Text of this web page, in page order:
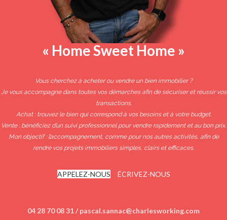
« Home Sweet Home »
Vous cherchez à acheter ou vendre un bien immobilier ?
Je vous accompagne dans toutes vos démarches afin de sécuriser et réussir vos
transactions.
Achat : trouvez le bien qui correspond à vos besoins et à votre budget.
Vente : bénéficiez d’un suivi professionnel pour vendre rapidement et au bon prix.
Mon objectif : l’accompagnement, comme pour nos autres activités, afin de
rendre vos projets immobiliers simples, clairs et efficaces.
APPELEZ-NOUS ÉCRIVEZ-NOUS
04 28 70 08 31 / pascal.sannac@charlesworking.com